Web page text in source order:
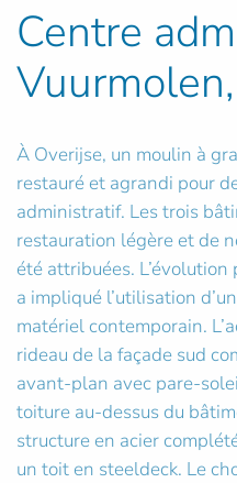
Centre
À Overijse, un moulin à
restauré et agrandi pour
administratif. Les trois
restauration légère et de
été attribuées.
a impliqué l’utilisation
matériel contemporain.
rideau de la façade sud
avant-plan avec pare-
toiture au-dessus du
structure en acier
un toit en steeldeck. Le